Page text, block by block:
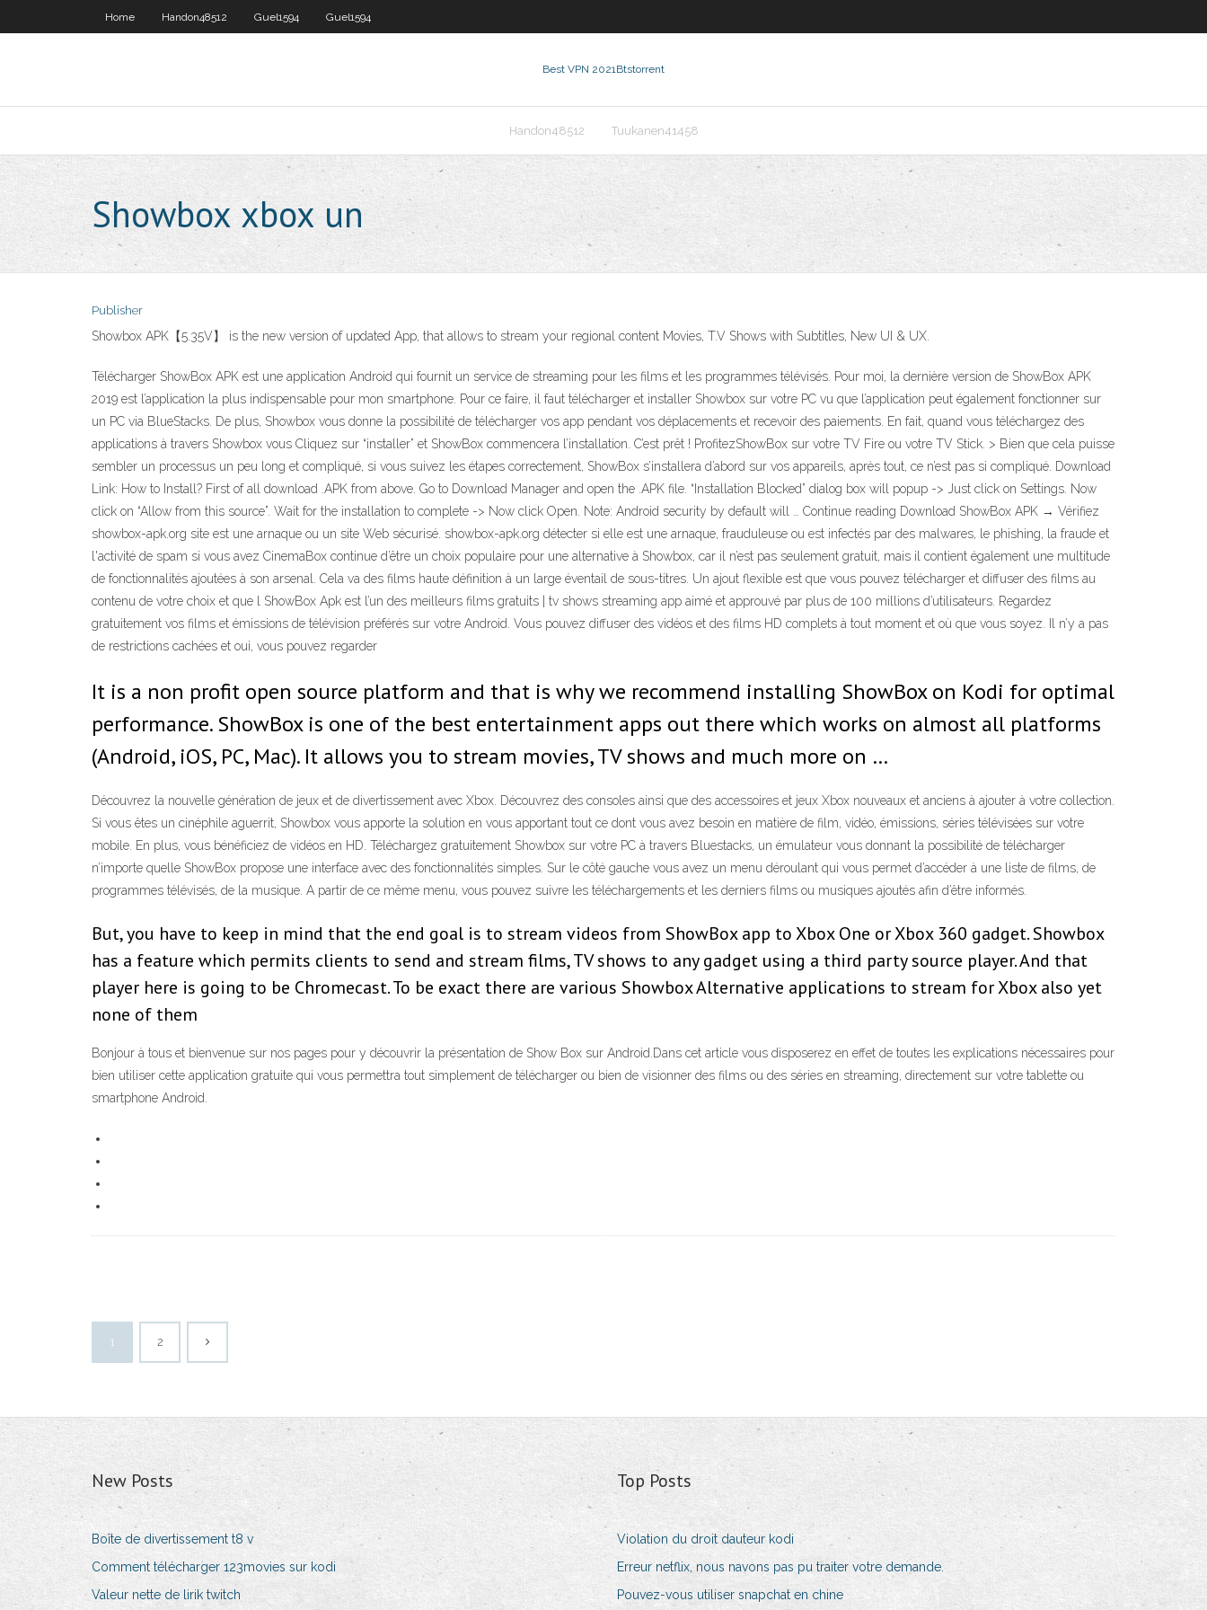
Home Handon48512 Guel1594 Guel1594
Best VPN 2021Btstorrent
Handon48512 Tuukanen41458
Showbox xbox un
Publisher
Showbox APK【5.35V】 is the new version of updated App, that allows to stream your regional content Movies, T.V Shows with Subtitles, New UI & UX.
Télécharger ShowBox APK est une application Android qui fournit un service de streaming pour les films et les programmes télévisés. Pour moi, la dernière version de ShowBox APK
2019 est l’application la plus indispensable pour mon smartphone. Pour ce faire, il faut télécharger et installer Showbox sur votre PC vu que l’application peut également fonctionner sur
un PC via BlueStacks. De plus, Showbox vous donne la possibilité de télécharger vos app pendant vos déplacements et recevoir des paiements. En fait, quand vous téléchargez des
applications à travers Showbox vous Cliquez sur “installer” et ShowBox commencera l’installation. C’est prêt ! ProfitezShowBox sur votre TV Fire ou votre TV Stick. > Bien que cela puisse
sembler un processus un peu long et compliqué, si vous suivez les étapes correctement, ShowBox s’installera d’abord sur vos appareils, après tout, ce n’est pas si compliqué. Download
Link: How to Install? First of all download .APK from above. Go to Download Manager and open the .APK file. “Installation Blocked” dialog box will popup -> Just click on Settings. Now
click on “Allow from this source”. Wait for the installation to complete -> Now click Open. Note: Android security by default will … Continue reading Download ShowBox APK → Vérifiez
showbox-apk.org site est une arnaque ou un site Web sécurisé. showbox-apk.org détecter si elle est une arnaque, frauduleuse ou est infectés par des malwares, le phishing, la fraude et
l'activité de spam si vous avez CinemaBox continue d’être un choix populaire pour une alternative à Showbox, car il n’est pas seulement gratuit, mais il contient également une multitude
de fonctionnalités ajoutées à son arsenal. Cela va des films haute définition à un large éventail de sous-titres. Un ajout flexible est que vous pouvez télécharger et diffuser des films au
contenu de votre choix et que l ShowBox Apk est l’un des meilleurs films gratuits | tv shows streaming app aimé et approuvé par plus de 100 millions d’utilisateurs. Regardez
gratuitement vos films et émissions de télévision préférés sur votre Android. Vous pouvez diffuser des vidéos et des films HD complets à tout moment et où que vous soyez. Il n’y a pas
de restrictions cachées et oui, vous pouvez regarder
It is a non profit open source platform and that is why we recommend installing ShowBox on Kodi for optimal
performance. ShowBox is one of the best entertainment apps out there which works on almost all platforms
(Android, iOS, PC, Mac). It allows you to stream movies, TV shows and much more on …
Découvrez la nouvelle génération de jeux et de divertissement avec Xbox. Découvrez des consoles ainsi que des accessoires et jeux Xbox nouveaux et anciens à ajouter à votre collection.
Si vous êtes un cinéphile aguerrit, Showbox vous apporte la solution en vous apportant tout ce dont vous avez besoin en matière de film, vidéo, émissions, séries télévisées sur votre
mobile. En plus, vous bénéficiez de vidéos en HD. Téléchargez gratuitement Showbox sur votre PC à travers Bluestacks, un émulateur vous donnant la possibilité de télécharger
n’importe quelle ShowBox propose une interface avec des fonctionnalités simples. Sur le côté gauche vous avez un menu déroulant qui vous permet d’accéder à une liste de films, de
programmes télévisés, de la musique. A partir de ce même menu, vous pouvez suivre les téléchargements et les derniers films ou musiques ajoutés afin d’être informés.
But, you have to keep in mind that the end goal is to stream videos from ShowBox app to Xbox One or Xbox 360 gadget. Showbox
has a feature which permits clients to send and stream films, TV shows to any gadget using a third party source player. And that
player here is going to be Chromecast. To be exact there are various Showbox Alternative applications to stream for Xbox also yet
none of them
Bonjour à tous et bienvenue sur nos pages pour y découvrir la présentation de Show Box sur Android.Dans cet article vous disposerez en effet de toutes les explications nécessaires pour
bien utiliser cette application gratuite qui vous permettra tout simplement de télécharger ou bien de visionner des films ou des séries en streaming, directement sur votre tablette ou
smartphone Android.
1 2
New Posts
Boîte de divertissement t8 v
Comment télécharger 123movies sur kodi
Valeur nette de lirik twitch
Top Posts
Violation du droit dauteur kodi
Erreur netflix, nous navons pas pu traiter votre demande.
Pouvez-vous utiliser snapchat en chine